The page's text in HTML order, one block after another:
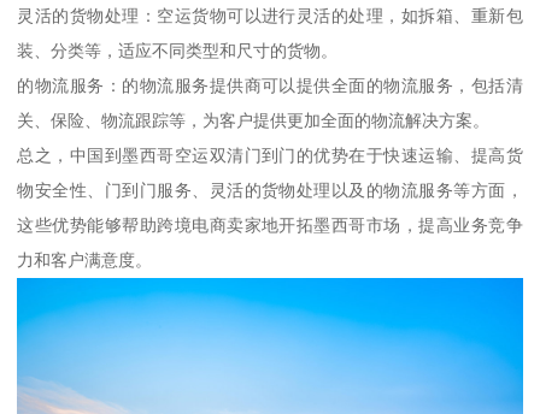
灵活的货物处理：空运货物可以进行灵活的处理，如拆箱、重新包
装、分类等，适应不同类型和尺寸的货物。
的物流服务：的物流服务提供商可以提供全面的物流服务，包括清
关、保险、物流跟踪等，为客户提供更加全面的物流解决方案。
总之，中国到墨西哥空运双清门到门的优势在于快速运输、提高货
物安全性、门到门服务、灵活的货物处理以及的物流服务等方面，
这些优势能够帮助跨境电商卖家地开拓墨西哥市场，提高业务竞争
力和客户满意度。